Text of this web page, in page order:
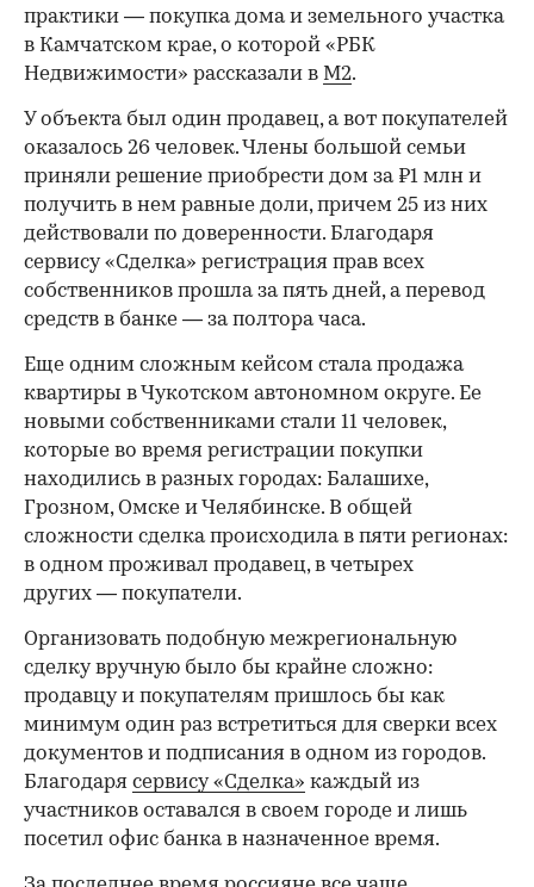
практики — покупка дома и земельного участка
в Камчатском крае, о которой «РБК
Недвижимости» рассказали в M2.
У объекта был один продавец, а вот покупателей
оказалось 26 человек. Члены большой семьи
приняли решение приобрести дом за ₽1 млн и
получить в нем равные доли, причем 25 из них
действовали по доверенности. Благодаря
сервису «Сделка» регистрация прав всех
собственников прошла за пять дней, а перевод
средств в банке — за полтора часа.
Еще одним сложным кейсом стала продажа
квартиры в Чукотском автономном округе. Ее
новыми собственниками стали 11 человек,
которые во время регистрации покупки
находились в разных городах: Балашихе,
Грозном, Омске и Челябинске. В общей
сложности сделка происходила в пяти регионах:
в одном проживал продавец, в четырех
других — покупатели.
Организовать подобную межрегиональную
сделку вручную было бы крайне сложно:
продавцу и покупателям пришлось бы как
минимум один раз встретиться для сверки всех
документов и подписания в одном из городов.
Благодаря сервису «Сделка» каждый из
участников оставался в своем городе и лишь
посетил офис банка в назначенное время.